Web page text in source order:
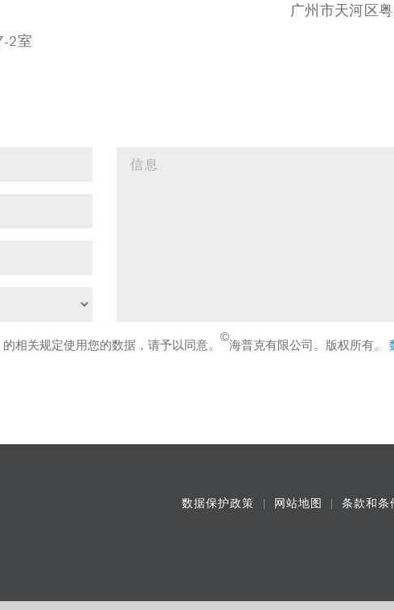
2室
广州市天河区
相关规定使用您的数据，请予以同意。
©
海普克有限公司。版权所有。
数据保护政策 网站地图 条款和条